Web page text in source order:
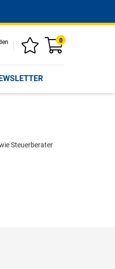
0
Steuerberater